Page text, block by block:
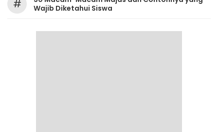
#
Wajib Diketahui Siswa